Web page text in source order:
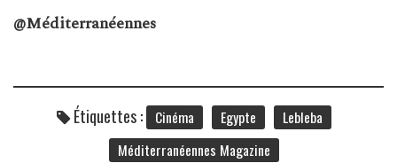
@Méditerranéennes
Étiquettes : Cinéma Egypte
Lebleba
Méditerranéennes Magazine